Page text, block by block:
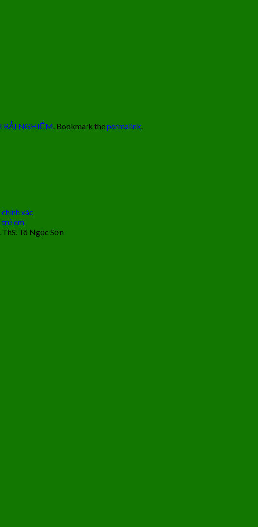
NGHIỆM. Bookmark thepermalink.
xác
trẻ em
Tô Ngọc Sơn